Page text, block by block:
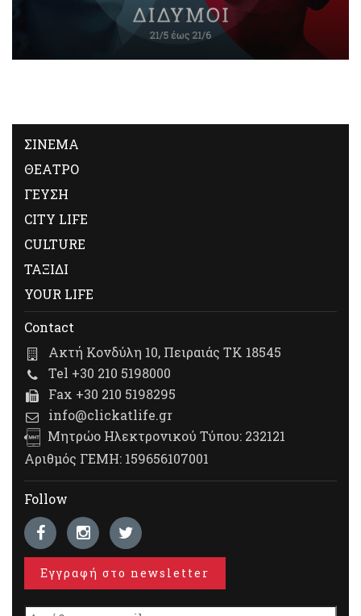
ΣΙΝΕΜΑ
ΘΕΑΤΡΟ
ΓΕΥΣΗ
CITY LIFE
CULTURE
ΤΑΞΙΔΙ
YOUR LIFE
Contact
Ακτή Κονδύλη 10, Πειραιάς ΤΚ 18545
Tel +30 210 5198000
Fax +30 210 5198295
info@clickatlife.gr
Μητρώο Ηλεκτρονικού Τύπου: 232121
Αριθμός ΓΕΜΗ: 159656107001
Follow
Εγγραφή στο newsletter